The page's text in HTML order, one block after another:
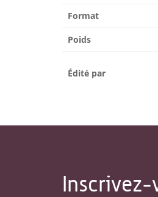
Format
Poids
Édité par